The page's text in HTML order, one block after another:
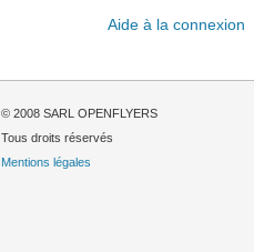
Aide à la connexion
© 2008 SARL OPENFLYERS
Tous droits réservés
Mentions légales